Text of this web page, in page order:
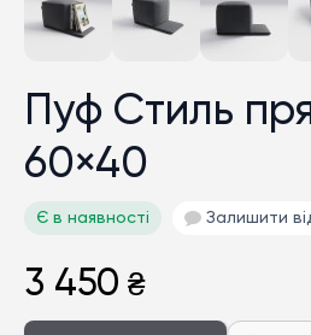
Пуф Стиль
60×40
Є в наявності Залишити
3 450 ₴